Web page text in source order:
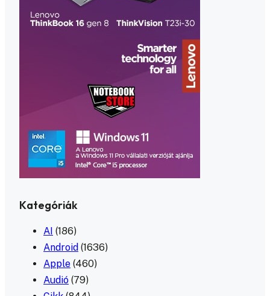
Kategóriák
AI (186)
Android (1636)
Apple (460)
Audió (79)